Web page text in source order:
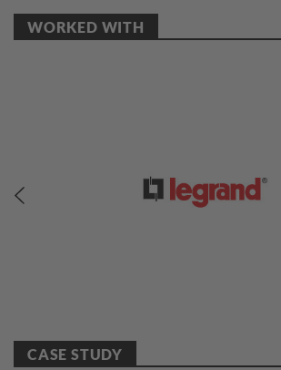
WORKED WITH
CASE STUDY